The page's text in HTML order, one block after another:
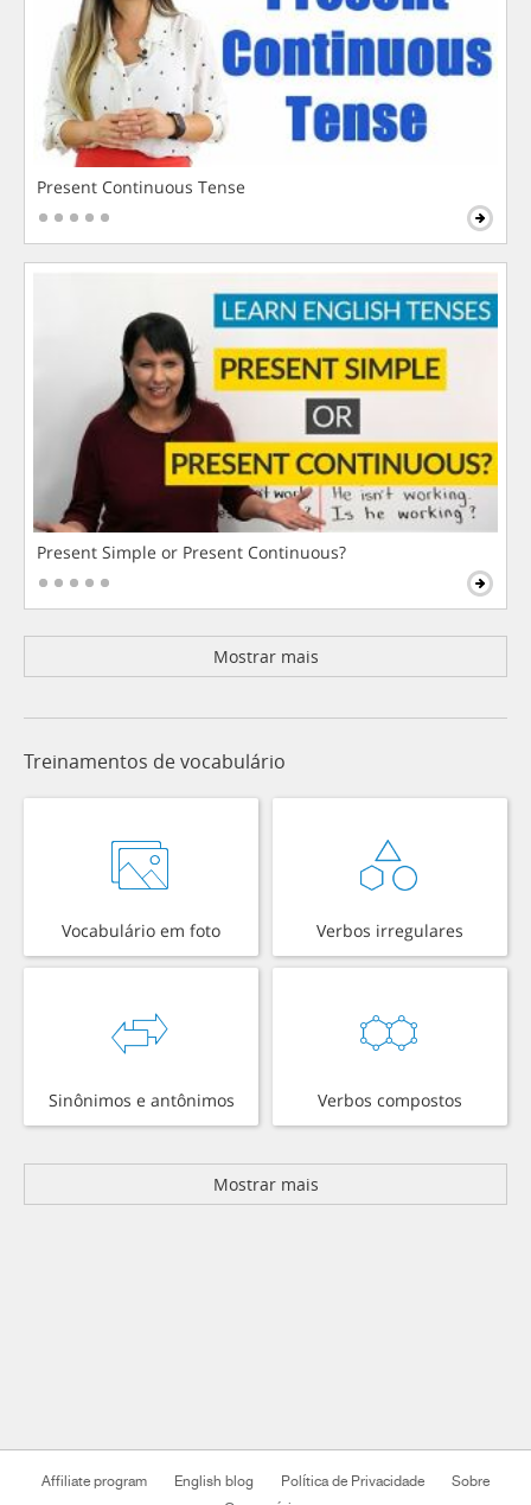
Present Continuous Tense
Present Simple or Present Continuous?
Mostrar mais
Treinamentos de vocabulário
Vocabulário em foto Verbos irregulares
Sinônimos e antônimos Verbos compostos
Mostrar mais
Affiliate program English blog Política de Privacidade
Sobre